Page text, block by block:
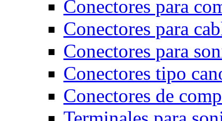
Conectores para
Conectores para
Conectores para
Conectores tipo
Conectores de